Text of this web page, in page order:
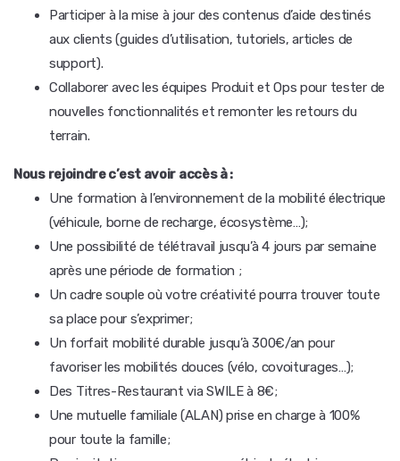
Participer à la mise à jour des contenus d’aide destinés
aux clients (guides d’utilisation, tutoriels, articles de
support).
Collaborer avec les équipes Produit et Ops pour tester de
nouvelles fonctionnalités et remonter les retours du
terrain.
Nous rejoindre c’est avoir accès à :
Une formation à l’environnement de la mobilité électrique
(véhicule, borne de recharge, écosystème…);
Une possibilité de télétravail jusqu’à 4 jours par semaine
après une période de formation ;
Un cadre souple où votre créativité pourra trouver toute
sa place pour s’exprimer;
Un forfait mobilité durable jusqu’à 300€/an pour
favoriser les mobilités douces (vélo, covoiturages…);
Des Titres-Restaurant via SWILE à 8€;
Une mutuelle familiale (ALAN) prise en charge à 100%
pour toute la famille;